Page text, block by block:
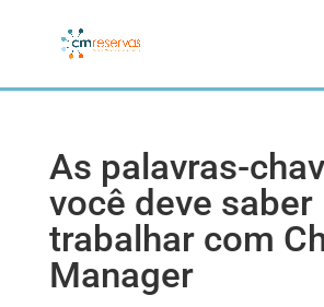
As palavras-
você deve saber
trabalhar com
Manager